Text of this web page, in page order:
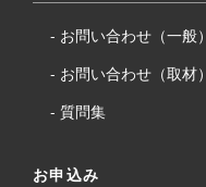
お問い合わせ（一般）
お問い合わせ（取材）
質問集
お申込み